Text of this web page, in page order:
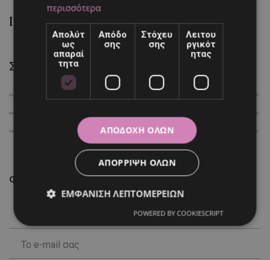
Instagram Feed
Συλλογή
Φόρμα Επικοινωνίας
περισσότερα
Απολύτ
ως
απαραί
τητα
Απόδο
σης
Στόχευ
σης
Λειτου
ργικότ
ητας
ΑΠΟΔΟΧΉ ΌΛΩΝ
ΑΠΌΡΡΙΨΗ ΌΛΩΝ
ΕΜΦΆΝΙΣΗ ΛΕΠΤΟΜΕΡΕΙΏΝ
POWERED BY COOKIESCRIPT